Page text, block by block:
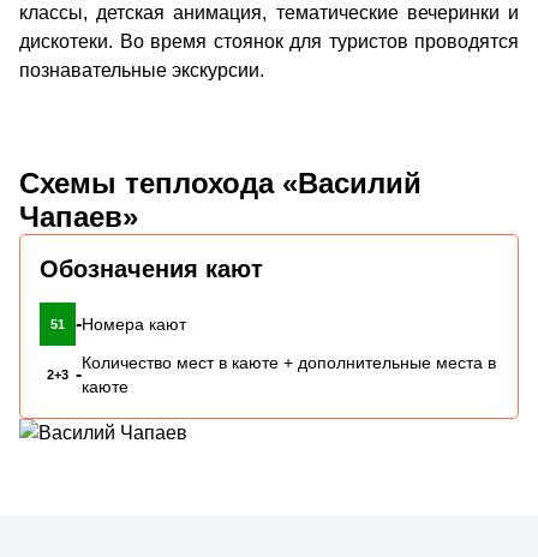
классы, детская анимация, тематические вечеринки и
дискотеки. Во время стоянок для туристов проводятся
познавательные экскурсии.
Схемы теплохода «Василий
Чапаев»
Обозначения кают
51 -Номера кают
2+3 -
Количество мест в каюте + дополнительные места в
каюте